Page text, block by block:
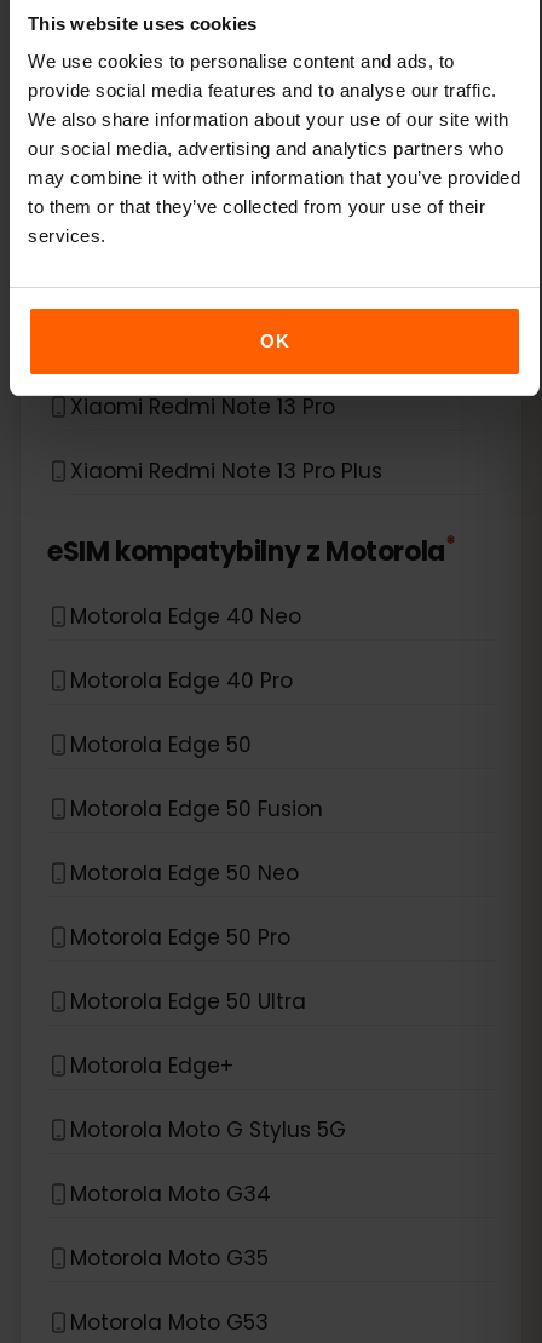
This website uses cookies
We use cookies to personalise content and ads, to
provide social media features and to analyse our traffic.
We also share information about your use of our site with
our social media, advertising and analytics partners who
may combine it with other information that you’ve provided
to them or that they’ve collected from your use of their
services.
OK
Xiaomi 14
Xiaomi 14 Pro
Xiaomi 14T
Xiaomi 14T Pro
Xiaomi Redmi Note 11 Pro 5G
Xiaomi Redmi Note 13 Pro
Xiaomi Redmi Note 13 Pro Plus
eSIM kompatybilny zMotorola*
Motorola Edge 40 Neo
Motorola Edge 40 Pro
Motorola Edge 50
Motorola Edge 50 Fusion
Motorola Edge 50 Neo
Motorola Edge 50 Pro
Motorola Edge 50 Ultra
Motorola Edge+
Motorola Moto G Stylus 5G
Motorola Moto G34
Motorola Moto G35
Motorola Moto G53